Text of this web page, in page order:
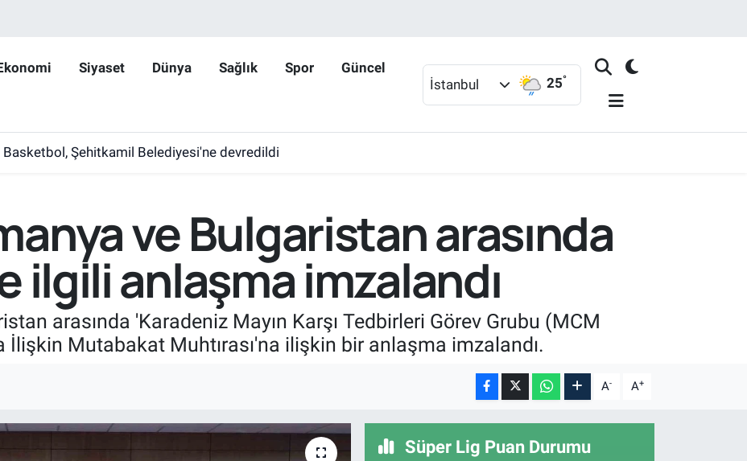
Siyaset Dünya Sağlık Spor Güncel
İstanbul 25°
Basketbol, Şehitkamil Belediyesi'ne devredildi
ve Bulgaristan arasında
ilgili anlaşma imzalandı
arasında 'Karadeniz Mayın Karşı Tedbirleri Görev Grubu (MCM
İlişkin Mutabakat Muhtırası'na ilişkin bir anlaşma imzalandı.
A- A+
Süper Lig Puan Durumu